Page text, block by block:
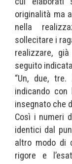
originalità ma
nella
sollecitare i
realizzare,
seguito
“Un, due,
indicando
insegnato che
Così i numeri
identici dal
altro modo di
rigore e